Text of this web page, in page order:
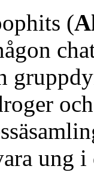
(
ung i